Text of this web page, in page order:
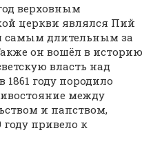
верховным
церкви являлся Пий
самым длительным за
он вошёл в историю
власть над
году породило
между
и папством,
году привело к